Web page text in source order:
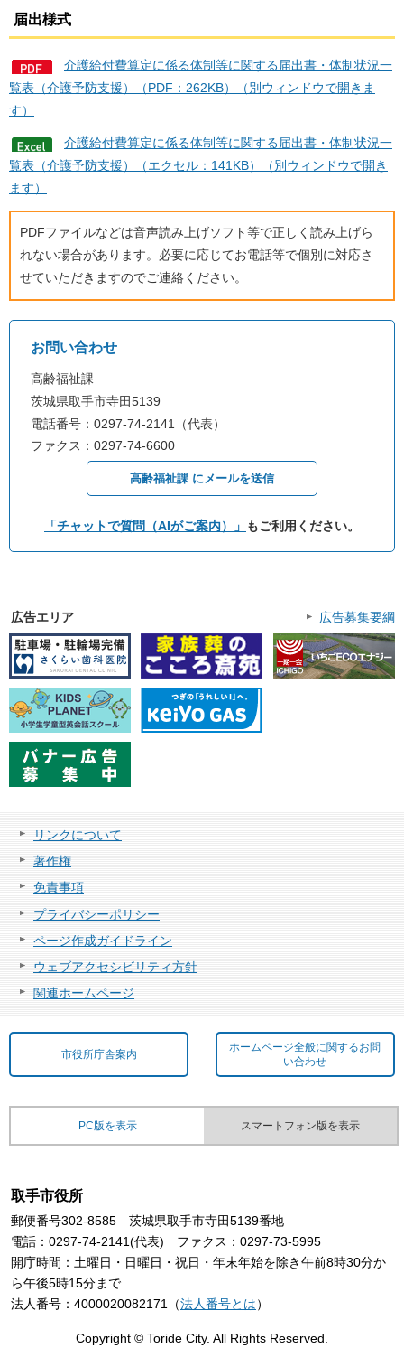
届出様式
介護給付費算定に係る体制等に関する届出書・体制状況一
覧表（介護予防支援）（PDF：262KB）（別ウィンドウで開きま
す）
介護給付費算定に係る体制等に関する届出書・体制状況一
覧表（介護予防支援）（エクセル：141KB）（別ウィンドウで開き
ます）
PDFファイルなどは音声読み上げソフト等で正しく読み上げら
れない場合があります。必要に応じてお電話等で個別に対応さ
せていただきますのでご連絡ください。
お問い合わせ
高齢福祉課
茨城県取手市寺田5139
電話番号：0297-74-2141（代表）
ファクス：0297-74-6600
高齢福祉課 にメールを送信
「チャットで質問（AIがご案内）」 もご利用ください。
広告エリア 広告募集要綱
リンクについて
著作権
免責事項
プライバシーポリシー
ページ作成ガイドライン
ウェブアクセシビリティ方針
関連ホームページ
市役所庁舎案内
ホームページ全般に関するお問
い合わせ
PC版を表示 スマートフォン版を表示
取手市役所
郵便番号302-8585 茨城県取手市寺田5139番地
電話：0297-74-2141(代表) ファクス：0297-73-5995
開庁時間：土曜日・日曜日・祝日・年末年始を除き午前8時30分か
ら午後5時15分まで
法人番号：4000020082171（法人番号とは）
Copyright © Toride City. All Rights Reserved.